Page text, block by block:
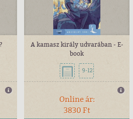
A kamasz király udvarában - E-
book
9-12
Online ár:
3830 Ft